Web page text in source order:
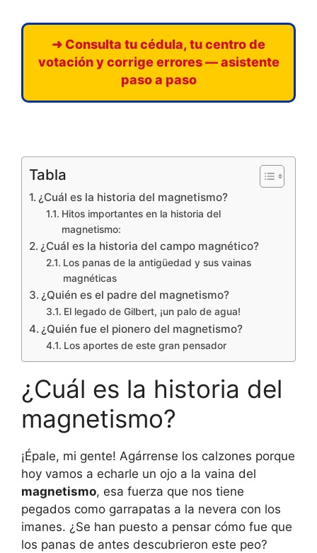
➜ Consulta tu cédula, tu centro de
votación y corrige errores — asistente
paso a paso
Tabla
¿Cuál es la historia del magnetismo?
Hitos importantes en la historia del
magnetismo:
¿Cuál es la historia del campo magnético?
Los panas de la antigüedad y sus vainas
magnéticas
¿Quién es el padre del magnetismo?
El legado de Gilbert, ¡un palo de agua!
¿Quién fue el pionero del magnetismo?
Los aportes de este gran pensador
¿Cuál es la historia del
magnetismo?
¡Épale, mi gente! Agárrense los calzones porque
hoy vamos a echarle un ojo a la vaina del
magnetismo, esa fuerza que nos tiene
pegados como garrapatas a la nevera con los
imanes. ¿Se han puesto a pensar cómo fue que
los panas de antes descubrieron este peo?